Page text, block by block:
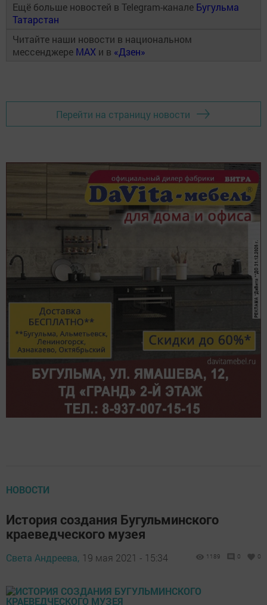
Ещё больше новостей в Telegram-канале Бугульма
Татарстан
Читайте наши новости в национальном
мессенджере MAX и в «Дзен»
Перейти на страницу новости
НОВОСТИ
История создания Бугульминского
краеведческого музея
Света Андреева, 19 мая 2021 - 15:34 1189 0 0